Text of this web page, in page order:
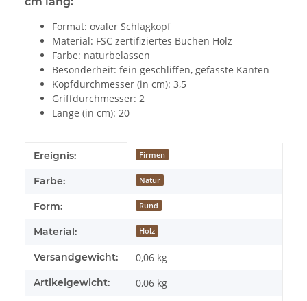
Format: ovaler Schlagkopf
Material: FSC zertifiziertes Buchen Holz
Farbe: naturbelassen
Besonderheit: fein geschliffen, gefasste Kanten
Kopfdurchmesser (in cm): 3,5
Griffdurchmesser: 2
Länge (in cm): 20
Produkteigenschaft
Wert
Ereignis: Firmen
Farbe: Natur
Form: Rund
Material: Holz
Versandgewicht: 0,06 kg
Artikelgewicht: 0,06 kg